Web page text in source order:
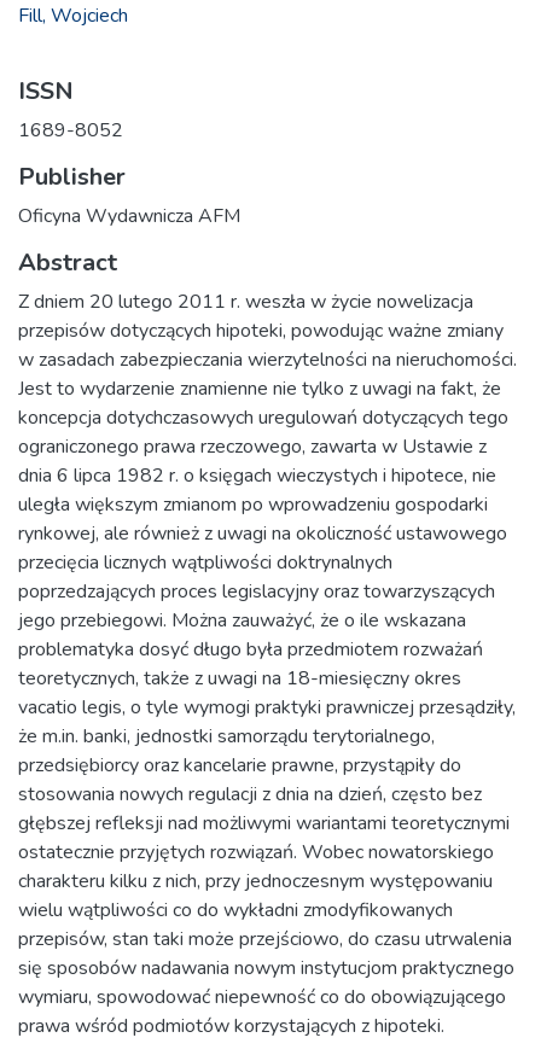
Fill, Wojciech
ISSN
1689-8052
Publisher
Oficyna Wydawnicza AFM
Abstract
Z dniem 20 lutego 2011 r. weszła w życie nowelizacja
przepisów dotyczących hipoteki, powodując ważne zmiany
w zasadach zabezpieczania wierzytelności na nieruchomości.
Jest to wydarzenie znamienne nie tylko z uwagi na fakt, że
koncepcja dotychczasowych uregulowań dotyczących tego
ograniczonego prawa rzeczowego, zawarta w Ustawie z
dnia 6 lipca 1982 r. o księgach wieczystych i hipotece, nie
uległa większym zmianom po wprowadzeniu gospodarki
rynkowej, ale również z uwagi na okoliczność ustawowego
przecięcia licznych wątpliwości doktrynalnych
poprzedzających proces legislacyjny oraz towarzyszących
jego przebiegowi. Można zauważyć, że o ile wskazana
problematyka dosyć długo była przedmiotem rozważań
teoretycznych, także z uwagi na 18-miesięczny okres
vacatio legis, o tyle wymogi praktyki prawniczej przesądziły,
że m.in. banki, jednostki samorządu terytorialnego,
przedsiębiorcy oraz kancelarie prawne, przystąpiły do
stosowania nowych regulacji z dnia na dzień, często bez
głębszej refleksji nad możliwymi wariantami teoretycznymi
ostatecznie przyjętych rozwiązań. Wobec nowatorskiego
charakteru kilku z nich, przy jednoczesnym występowaniu
wielu wątpliwości co do wykładni zmodyfikowanych
przepisów, stan taki może przejściowo, do czasu utrwalenia
się sposobów nadawania nowym instytucjom praktycznego
wymiaru, spowodować niepewność co do obowiązującego
prawa wśród podmiotów korzystających z hipoteki.